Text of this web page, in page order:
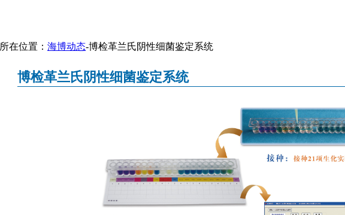
所在位置： 海博动态-博检革兰氏阴性细菌鉴定系统
博检革兰氏阴性细菌鉴定系统